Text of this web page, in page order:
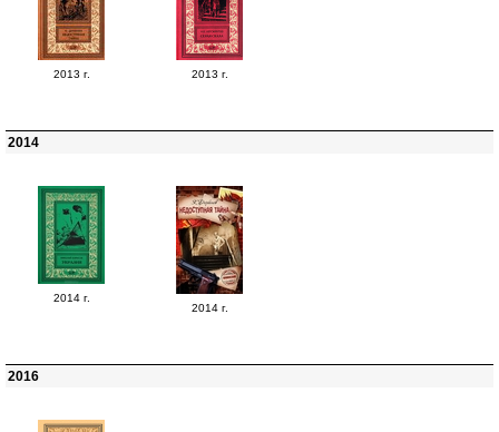
2013 г. 2013 г.
2014
2014 г.
2014 г.
2016